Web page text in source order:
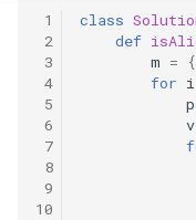
26. 树的子结构
27. 二叉树的镜像
28. 对称的二叉树
29. 顺时针打印矩阵
22. 链表中环的入口节
23. 两个链表的第一个
24. 反转链表
4.1. 节点间通路
4.2. 最小高度树
4.3. 特定深度节点链表
4.4. 检查平衡性
1
2
3
4
5
6
7
8
9
10
class
def
m = {
for i